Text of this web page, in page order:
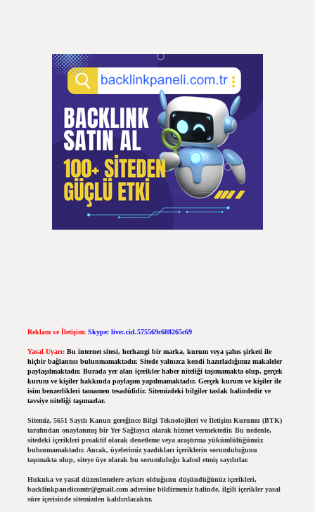
Reklam ve İletişim: Skype: live:.cid.575569c608265c69
Yasal Uyarı: Bu internet sitesi, herhangi bir marka, kurum veya şahıs şirketi ile
hiçbir bağlantısı bulunmamaktadır. Sitede yalnızca kendi hazırladığımız makaleler
paylaşılmaktadır. Burada yer alan içerikler haber niteliği taşımamakta olup, gerçek
kurum ve kişiler hakkında paylaşım yapılmamaktadır. Gerçek kurum ve kişiler ile
isim benzerlikleri tamamen tesadüfidir. Sitemizdeki bilgiler taslak halindedir ve
tavsiye niteliği taşımazlar.
Sitemiz, 5651 Sayılı Kanun gereğince Bilgi Teknolojileri ve İletişim Kurumu (BTK)
tarafından onaylanmış bir Yer Sağlayıcı olarak hizmet vermektedir. Bu nedenle,
sitedeki içerikleri proaktif olarak denetleme veya araştırma yükümlülüğümüz
bulunmamaktadır. Ancak, üyelerimiz yazdıkları içeriklerin sorumluluğunu
taşımakta olup, siteye üye olarak bu sorumluluğu kabul etmiş sayılırlar.
Hukuka ve yasal düzenlemelere aykırı olduğunu düşündüğünüz içerikleri,
backlinkpanelicomtr@gmail.comadresine bildirmeniz halinde, ilgili içerikler yasal
süre içerisinde sitemizden kaldırılacaktır.